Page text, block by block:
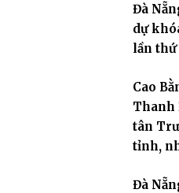
Đà
dự
lần thứ
Cao
Thanh
tân
tỉnh,
Đà